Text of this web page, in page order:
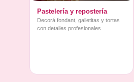
Pastelería y repostería
Decorá fondant, galletitas y tortas
con detalles profesionales